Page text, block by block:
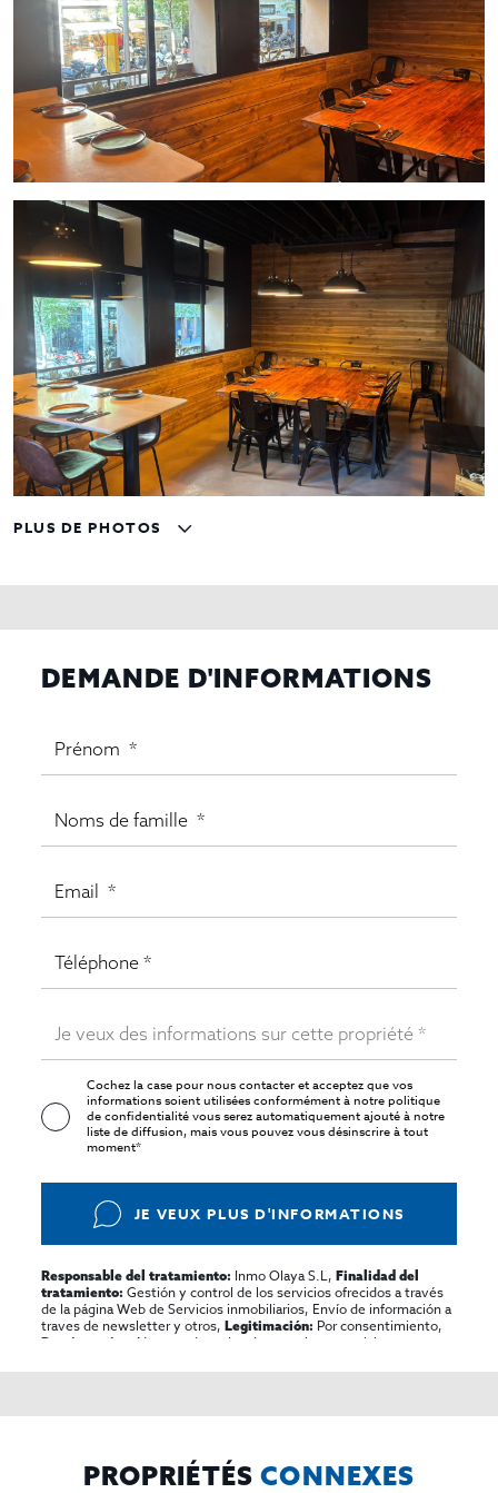
PLUS DE PHOTOS
DEMANDE D'INFORMATIONS
Cochez la case pour nous contacter et acceptez que vos
informations soient utilisées conformément à notrepolitique
de confidentialitévous serez automatiquement ajouté à notre
liste de diffusion, mais vous pouvez vous désinscrire à tout
moment*
JE VEUX PLUS D'INFORMATIONS
Responsable del tratamiento: Inmo Olaya S.L,Finalidad del
tratamiento: Gestión y control de los servicios ofrecidos a través
de la página Web de Servicios inmobiliarios, Envío de información a
traves de newsletter y otros,Legitimación: Por consentimiento,
Destinatarios:
No se cederan los datos, salvo para elaborar
rectificar y suprimir los datos, solicitar la portabilidad de los
PROPRIÉTÉS CONNEXES